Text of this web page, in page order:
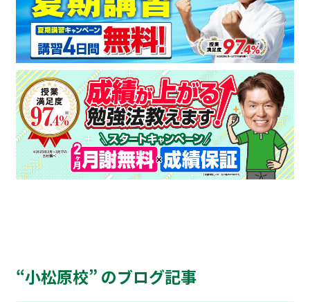
“小松原校” のブログ記事